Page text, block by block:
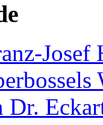
Josef
Dr.